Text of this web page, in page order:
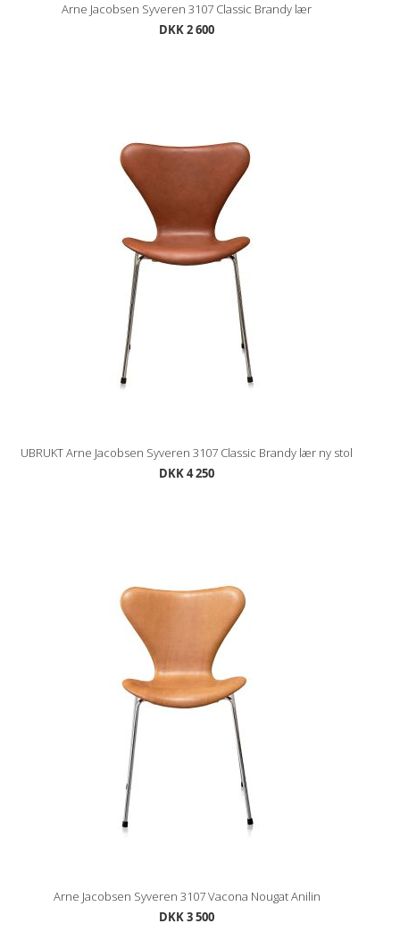
Arne Jacobsen Syveren 3107 Classic Brandy lær
DKK 2 600
UBRUKT Arne Jacobsen Syveren 3107 Classic Brandy lær ny stol
DKK 4 250
Arne Jacobsen Syveren 3107 Vacona Nougat Anilin
DKK 3 500